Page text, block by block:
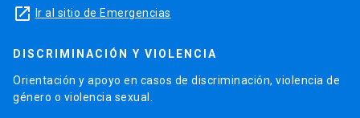
launch Ir al sitio de Emergencias
DISCRIMINACIÓN Y VIOLENCIA
Orientación y apoyo en casos de discriminación, violencia de
género o violencia sexual.